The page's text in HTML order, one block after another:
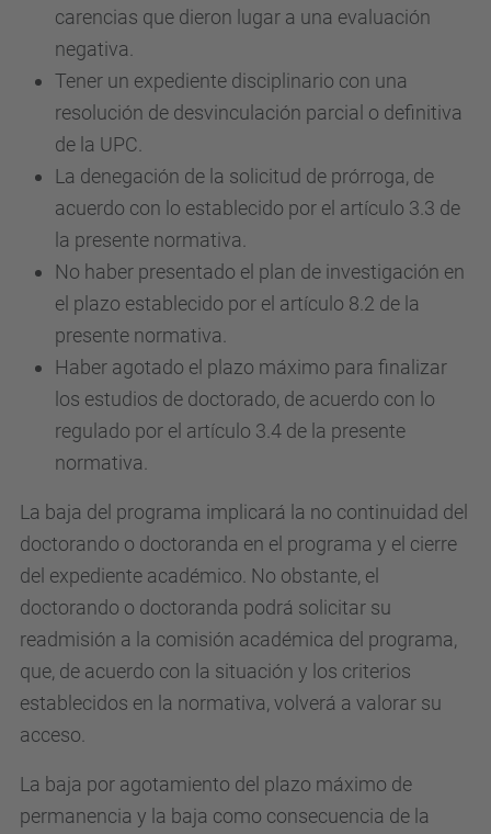
carencias que dieron lugar a una evaluación
negativa.
Tener un expediente disciplinario con una
resolución de desvinculación parcial o definitiva
de la UPC.
La denegación de la solicitud de prórroga, de
acuerdo con lo establecido por el artículo 3.3 de
la presente normativa.
No haber presentado el plan de investigación en
el plazo establecido por el artículo 8.2 de la
presente normativa.
Haber agotado el plazo máximo para finalizar
los estudios de doctorado, de acuerdo con lo
regulado por el artículo 3.4 de la presente
normativa.
La baja del programa implicará la no continuidad del
doctorando o doctoranda en el programa y el cierre
del expediente académico. No obstante, el
doctorando o doctoranda podrá solicitar su
readmisión a la comisión académica del programa,
que, de acuerdo con la situación y los criterios
establecidos en la normativa, volverá a valorar su
acceso.
La baja por agotamiento del plazo máximo de
permanencia y la baja como consecuencia de la